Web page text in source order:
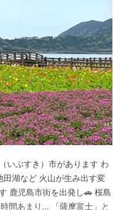
いぶすき）市があります わ
湖など 火山が生み出す変
鹿児島市街を出発し🚗 桜島
間あまり… 「薩摩富士」と